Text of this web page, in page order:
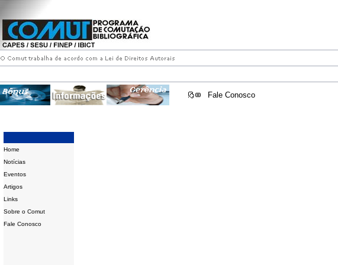
Fale Conosco
Home
Notícias
Eventos
Artigos
Links
Sobre o Comut
Fale Conosco